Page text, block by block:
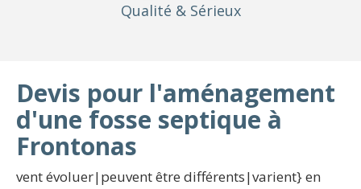
Qualité & Sérieux
Devis pour l'aménagement
d'une fosse septique à
Frontonas
vent évoluer|peuvent être différents|varient} en